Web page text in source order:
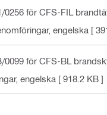
0256 för CFS-FIL
, engelska [
0099 för CFS-BL
, engelska [ 918.2 KB ]